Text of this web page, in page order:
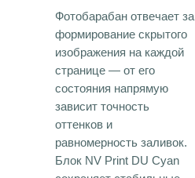
Фотобарабан отвечает за
формирование скрытого
изображения на каждой
странице — от его
состояния напрямую
зависит точность
оттенков и
равномерность заливок.
Блок NV Print DU Cyan